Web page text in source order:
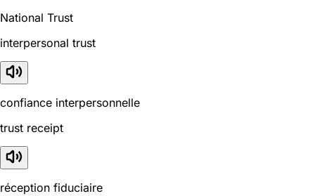
National Trust
interpersonal trust
confiance interpersonnelle
trust receipt
réception fiduciaire